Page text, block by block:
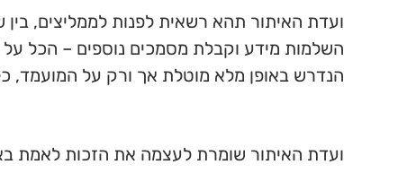
ועדת האיתור תהא רשאית לפנות לממליצים, בין
השלמות מידע וקבלת מסמכים נוספים – הכל
הנדרש באופן מלא מוטלת אך ורק על המועמד,
ועדת האיתור שומרת לעצמה את הזכות לאמת